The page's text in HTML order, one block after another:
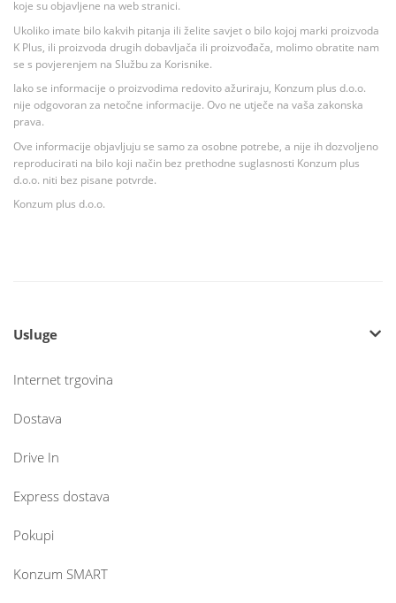
koje su objavljene na web stranici.
Ukoliko imate bilo kakvih pitanja ili želite savjet o bilo kojoj marki proizvoda
K Plus, ili proizvoda drugih dobavljača ili proizvođača, molimo obratite nam
se s povjerenjem na Službu za Korisnike.
Iako se informacije o proizvodima redovito ažuriraju, Konzum plus d.o.o.
nije odgovoran za netočne informacije. Ovo ne utječe na vaša zakonska
prava.
Ove informacije objavljuju se samo za osobne potrebe, a nije ih dozvoljeno
reproducirati na bilo koji način bez prethodne suglasnosti Konzum plus
d.o.o. niti bez pisane potvrde.
Konzum plus d.o.o.
Usluge
Internet trgovina
Dostava
Drive In
Express dostava
Pokupi
Konzum SMART